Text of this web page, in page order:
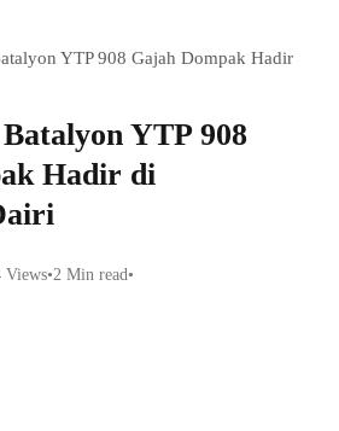
YTP 908 Gajah Dompak Hadir
YTP 908
Hadir di
Views•2 Min read•